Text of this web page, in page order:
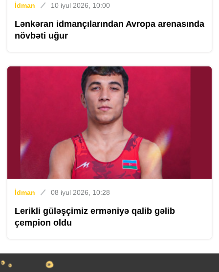
İdman 10 iyul 2026, 10:00
Lənkəran idmançılarından Avropa arenasında
növbəti uğur
İdman 08 iyul 2026, 10:28
Lerikli güləşçimiz erməniyə qalib gəlib
çempion oldu